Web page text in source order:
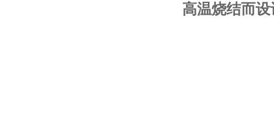
高温烧结而设